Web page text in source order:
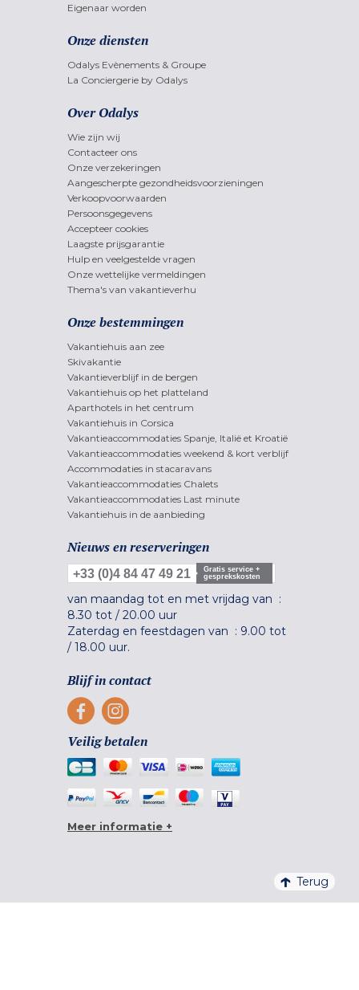
Eigenaar worden
Onze diensten
Odalys Evènements & Groupe
La Conciergerie by Odalys
Over Odalys
Wie zijn wij
Contacteer ons
Onze verzekeringen
Aangescherpte gezondheidsvoorzieningen
Verkoopvoorwaarden
Persoonsgegevens
Accepteer cookies
Laagste prijsgarantie
Hulp en veelgestelde vragen
Onze wettelijke vermeldingen
Thema's van vakantieverhu
Onze bestemmingen
Vakantiehuis aan zee
Skivakantie
Vakantieverblijf in de bergen
Vakantiehuis op het platteland
Aparthotels in het centrum
Vakantiehuis in Corsica
Vakantieaccommodaties Spanje, Italië et Kroatië
Vakantieaccommodaties weekend & kort verblijf
Accommodaties in stacaravans
Vakantieaccommodaties Chalets
Vakantieaccommodaties Last minute
Vakantiehuis in de aanbieding
Nieuws en reserveringen
+33 (0)4 84 47 49 21
Gratis service +
gesprekskosten
van maandag tot en met vrijdag van :
8.30 tot / 20.00 uur
Zaterdag en feestdagen van : 9.00 tot
/ 18.00 uur.
Blijf in contact
Veilig betalen
Meer informatie +
Terug